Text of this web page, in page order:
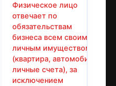
Физическое лицо
отвечает по
обязательствам
бизнеса всем своим
личным имуществом
(квартира, автомобиль,
личные счета), за
исключением